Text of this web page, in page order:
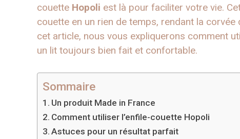
couette Hopoli est là pour faciliter votre vie.
couette en un rien de temps, rendant la corvée
cet article, nous vous expliquerons comment
un lit toujours bien fait et confortable.
Sommaire
Un produit Made in France
Comment utiliser l’enfile-couette Hopoli
Astuces pour un résultat parfait